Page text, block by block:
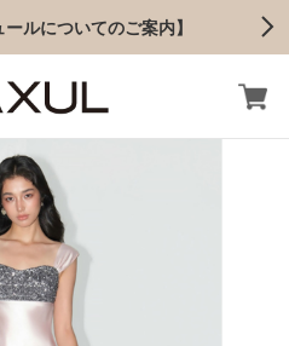
ールについてのご案内】